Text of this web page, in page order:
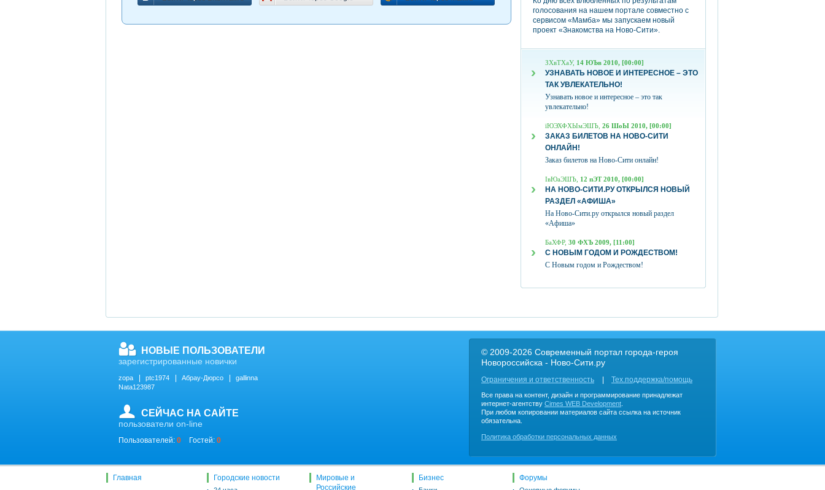
голосования на нашем портале совместно с
сервисом «Мамба» мы запускаем новый
проект «Знакомства на Ново-Сити».
ЗХвТХаУ, 14 ЮЪв 2010, [00:00]
УЗНАВАТЬ НОВОЕ И ИНТЕРЕСНОЕ – ЭТО
ТАК УВЛЕКАТЕЛЬНО!
Узнавать новое и интересное – это так
увлекательно!
їЮЭХФХЫмЭШЪ, 26 ШоЫ 2010, [00:00]
ЗАКАЗ БИЛЕТОВ НА НОВО-СИТИ
ОНЛАЙН!
Заказ билетов на Ново-Сити онлайн!
ІвЮаЭШЪ, 12 пЭТ 2010, [00:00]
НА НОВО-СИТИ.РУ ОТКРЫЛСЯ НОВЫЙ
РАЗДЕЛ «АФИША»
На Ново-Сити.ру открылся новый раздел
«Афиша»
БаХФР, 30 ФХЪ 2009, [11:00]
С НОВЫМ ГОДОМ И РОЖДЕСТВОМ!
С Новым годом и Рождеством!
© 2009-2026 Современный портал города-героя
Новороссийска - Ново-Сити.ру
Ограничения и ответственность Тех.поддержка/помощь
Все права на контент, дизайн и программирование принадлежат
интернет-агентству Cimes WEB Development
При любом копировании материалов сайта ссылка на источник
обязательна.
Политика обработки персональных данных
НОВЫЕ ПОЛЬЗОВАТЕЛИ
зарегистрированные новички
zopa ptc1974 Абрау-Дюрсо
gallinna
Nata123987
СЕЙЧАС НА САЙТЕ
пользователи on-line
Пользователей: 0 Гостей: 0
Главная Городские новости
Мировые и
Российские
Бизнес Форумы